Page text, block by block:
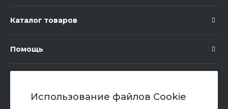
Использование файлов Cookie
Каталог товаров
Помощь